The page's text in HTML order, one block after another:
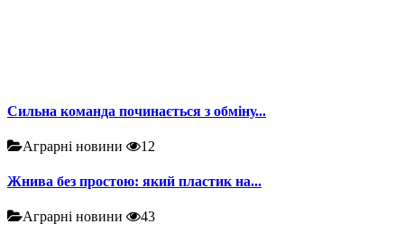
Сильна команда починається з обміну...
Аграрні новини 12
Жнива без простою: який пластик на...
Аграрні новини 43